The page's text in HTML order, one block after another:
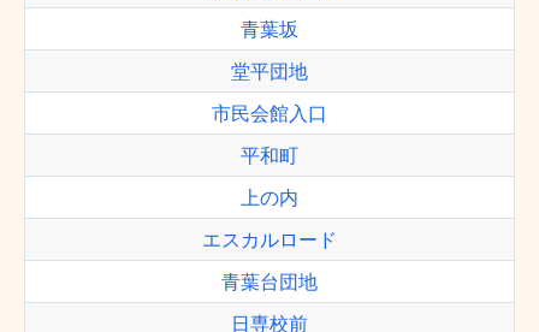
青葉坂
堂平団地
市民会館入口
平和町
上の内
エスカルロード
青葉台団地
日専校前